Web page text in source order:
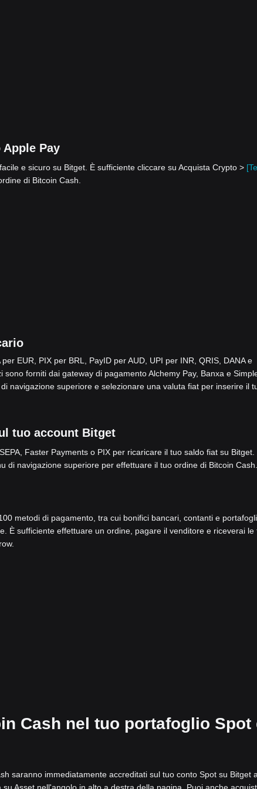
Pay
e sicuro su Bitget. È sufficiente cliccare su Acquista Crypto >
di Bitcoin Cash.
EUR, PIX per BRL, PayID per AUD, UPI per INR, QRIS, DANA e
forniti dai gateway di pagamento Alchemy Pay, Banxa e
navigazione superiore e selezionare una valuta fiat per inserire il
tuo account Bitget
Faster Payments o PIX per ricaricare il tuo saldo fiat su Bitget.
di navigazione superiore per effettuare il tuo ordine di Bitcoin Cash.
metodi di pagamento, tra cui bonifici bancari, contanti e portafogli
È sufficiente effettuare un ordine, pagare il venditore e riceverai le
Cash nel tuo portafoglio Spot
saranno immediatamente accreditati sul tuo conto Spot su Bitget